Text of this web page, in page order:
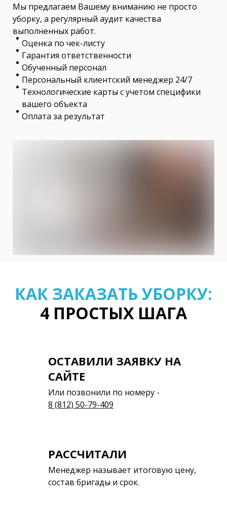
Мы предлагаем Вашему вниманию не просто
уборку, а регулярный аудит качества
выполненных работ.
Оценка по чек-листу
Гарантия ответственности
Обученный персонал
Персональный клиентский менеджер 24/7
Технологические карты с учетом специфики
вашего объекта
Оплата за результат
КАК ЗАКАЗАТЬ УБОРКУ:
4 ПРОСТЫХ ШАГА
ОСТАВИЛИ ЗАЯВКУ НА
САЙТЕ
Или позвонили по номеру -
8 (812) 50-79-409
РАССЧИТАЛИ
Менеджер называет итоговую цену,
состав бригады и срок.